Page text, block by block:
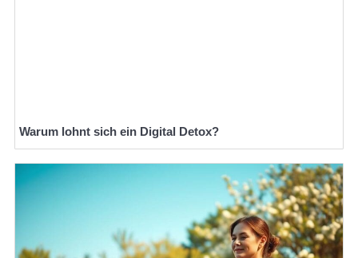
Warum lohnt sich ein Digital Detox?